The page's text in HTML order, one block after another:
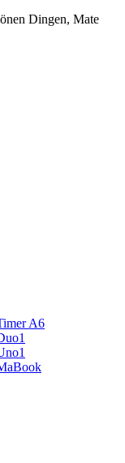
Dingen, Mate
A6